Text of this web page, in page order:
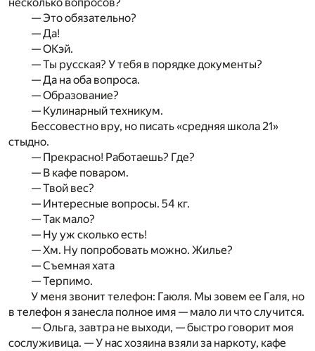
несколько вопросов?
— Это обязательно?
— Да!
— ОКэй.
— Ты русская? У тебя в порядке документы?
— Да на оба вопроса.
— Образование?
— Кулинарный техникум.
Бессовестно вру, но писать «средняя школа 21»
стыдно.
— Прекрасно! Работаешь? Где?
— В кафе поваром.
— Твой вес?
— Интересные вопросы. 54 кг.
— Так мало?
— Ну уж сколько есть!
— Хм. Ну попробовать можно. Жилье?
— Съемная хата
— Терпимо.
У меня звонит телефон: Гаюля. Мы зовем ее Галя, но
в телефон я занесла полное имя — мало ли что случится.
— Ольга, завтра не выходи, — быстро говорит моя
сослуживица. — У нас хозяина взяли за наркоту, кафе